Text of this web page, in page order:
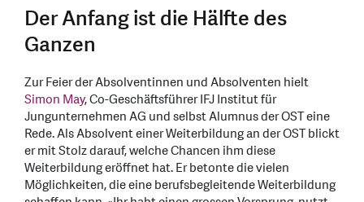
Der Anfang ist die Hälfte des
Ganzen
Zur Feier der Absolventinnen und Absolventen hielt
Simon May, Co-Geschäftsführer IFJ Institut für
Jungunternehmen AG und selbst Alumnus der OST eine
Rede. Als Absolvent einer Weiterbildung an der OST blickt
er mit Stolz darauf, welche Chancen ihm diese
Weiterbildung eröffnet hat. Er betonte die vielen
Möglichkeiten, die eine berufsbegleitende Weiterbildung